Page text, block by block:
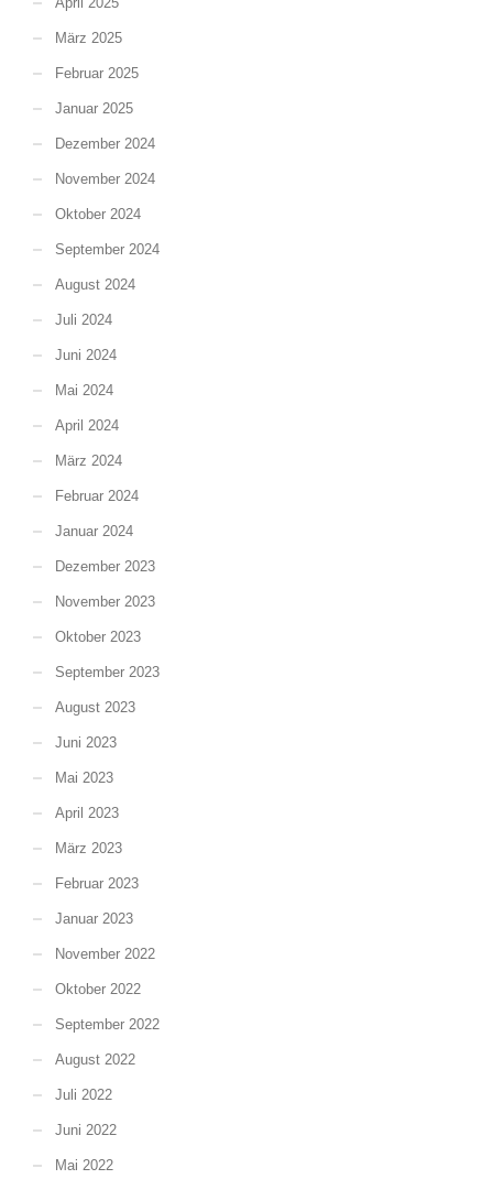
März 2025
Februar 2025
Januar 2025
Dezember 2024
November 2024
Oktober 2024
September 2024
August 2024
Juli 2024
Juni 2024
Mai 2024
April 2024
März 2024
Februar 2024
Januar 2024
Dezember 2023
November 2023
Oktober 2023
September 2023
August 2023
Juni 2023
Mai 2023
April 2023
März 2023
Februar 2023
Januar 2023
November 2022
Oktober 2022
September 2022
August 2022
Juli 2022
Juni 2022
Mai 2022